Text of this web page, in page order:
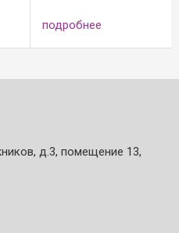
строгания
на
резание,
Приемущества: -
подробнее
д.3, помещение 13,